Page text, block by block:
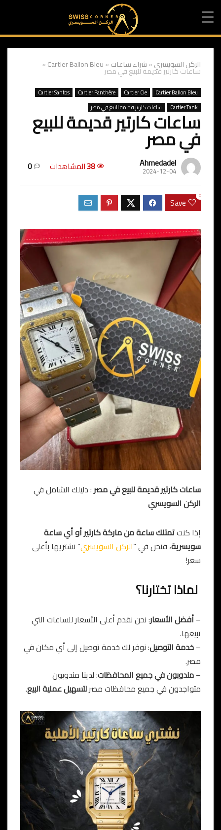
الركن السويسري»شراء ساعات»
Cartier Ballon Bleu
»
ساعات كارتير قديمة للبيع في مصر
Cartier Ballon Bleu
Cartier Cle
Cartier Panthère
Cartier Santos
Cartier Tank
ساعات كارتير قديمة للبيع في مصر
ساعات كارتير قديمة للبيع
في مصر
Ahmedadel
2024-12-04
38المشاهدات 0
Save
0
ساعات كارتير قديمة للبيع في مصر: دليلك الشامل في
الركن السويسري
إذا كنتتمتلك ساعة من ماركة كارتير أو أي ساعة
سويسرية، فنحن في “الركن السويسري” نشتريها بأعلى
سعر!
لماذا تختارنا؟
–أفضل الأسعار: نحن نقدم أعلى الأسعار للساعات التي
تبيعها.
–خدمة التوصيل: نوفر لك خدمة توصيل إلى أي مكان في
مصر.
–مندوبون في جميع المحافظات: لدينا مندوبون
متواجدون في جميع محافظات مصرلتسهيل عملية البيع.